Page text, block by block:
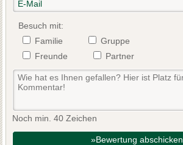
Besuch mit:
Familie
Gruppe
Freunde
Partner
Noch min. 40 Zeichen
»Bewertung abschicken